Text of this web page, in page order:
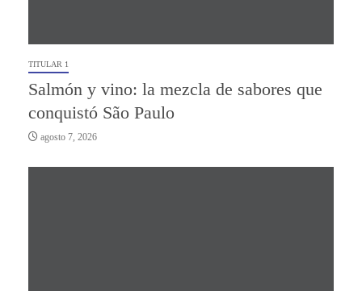
TITULAR 1
Salmón y vino: la mezcla de sabores que
conquistó São Paulo
agosto 7, 2026